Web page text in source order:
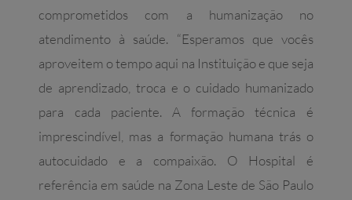
comprometidos com a humanização no
atendimento à saúde. “Esperamos que vocês
aproveitem o tempo aqui na Instituição e que seja
de aprendizado, troca e o cuidado humanizado
para cada paciente. A formação técnica é
imprescindível, mas a formação humana trás o
autocuidado e a compaixão. O Hospital é
referência em saúde na Zona Leste de São Paulo